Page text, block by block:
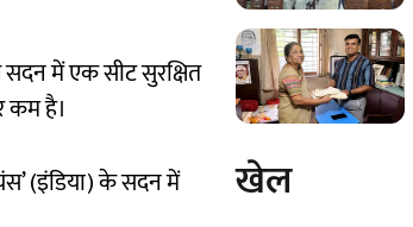
सदन में एक सीट सुरक्षित
कम है।
(इंडिया) के सदन में
खेल